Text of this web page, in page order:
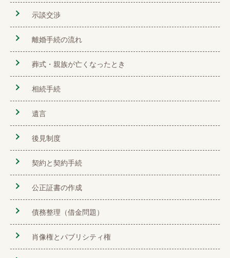
示談交渉
離婚手続の流れ
葬式・親族が亡くなったとき
相続手続
遺言
後見制度
契約と契約手続
公正証書の作成
債務整理（借金問題）
肖像権とパブリシティ権